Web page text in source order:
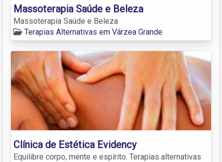
Massoterapia Saúde e Beleza
Massoterapia Saúde e Beleza
Terapias Alternativas em Várzea Grande
Clínica de Estética Evidency
Equilibre corpo, mente e espírito. Terapias alternativas